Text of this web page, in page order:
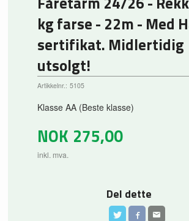
kg farse - 22m - Med
sertifikat. Midlertidig
utsolgt!
Artikkelnr.: 5105
Klasse AA (Beste klasse)
NOK 275,00
inkl. mva.
Del dette